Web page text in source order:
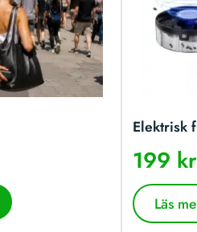
Elektrisk
199
Läs